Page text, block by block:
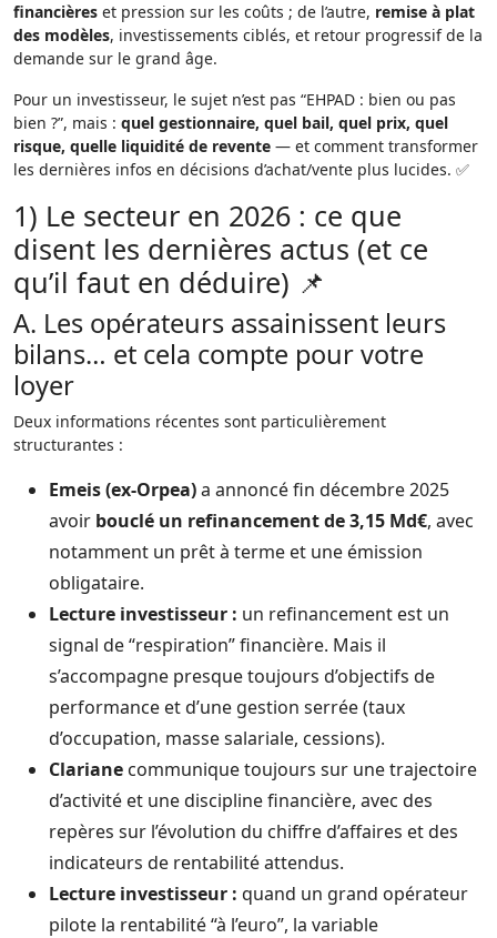
financières et pression sur les coûts ; de l’autre, remise à plat
des modèles, investissements ciblés, et retour progressif de la
demande sur le grand âge.
Pour un investisseur, le sujet n’est pas “EHPAD : bien ou pas
bien ?”, mais : quel gestionnaire, quel bail, quel prix, quel
risque, quelle liquidité de revente — et comment transformer
les dernières infos en décisions d’achat/vente plus lucides. ✅
1) Le secteur en 2026 : ce que
disent les dernières actus (et ce
qu’il faut en déduire) 📌
A. Les opérateurs assainissent leurs
bilans… et cela compte pour votre
loyer
Deux informations récentes sont particulièrement
structurantes :
Emeis (ex-Orpea)a annoncé fin décembre 2025
avoir bouclé un refinancement de 3,15 Md€, avec
notamment un prêt à terme et une émission
obligataire.
Lecture investisseur : un refinancement est un
signal de “respiration” financière. Mais il
s’accompagne presque toujours d’objectifs de
performance et d’une gestion serrée (taux
d’occupation, masse salariale, cessions).
Clariane communique toujours sur une trajectoire
d’activité et une discipline financière, avec des
repères sur l’évolution du chiffre d’affaires et des
indicateurs de rentabilité attendus.
Lecture investisseur : quand un grand opérateur
pilote la rentabilité “à l’euro”, la variable